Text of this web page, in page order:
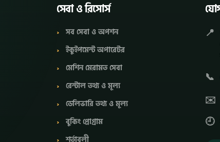
সেবা ও রিসোর্স
সব সেবা ও অপশন
ইকুইপমেন্ট অপারেটর
মেশিন মেরামত সেবা
রেন্টাল তথ্য ও মূল্য
ডেলিভারি তথ্য ও মূল্য
বুকিং প্রোগ্রাম
📍
📞
✉️
🕘